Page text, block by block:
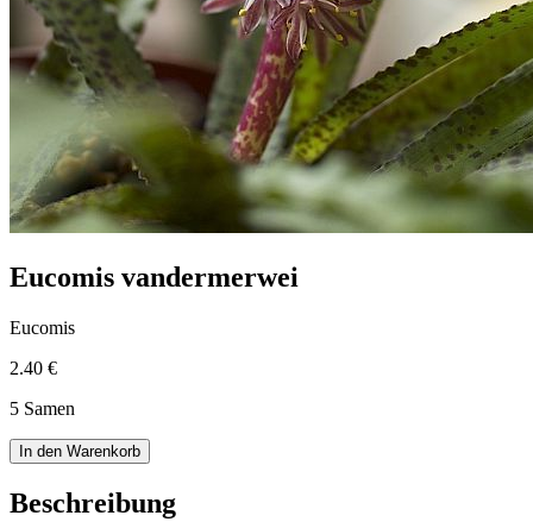
Eucomis vandermerwei
Eucomis
2.40 €
5 Samen
In den Warenkorb
Beschreibung